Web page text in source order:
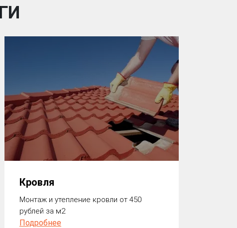
Кровля
Монтаж и утепление кровли от 450
рублей за м2
Подробнее